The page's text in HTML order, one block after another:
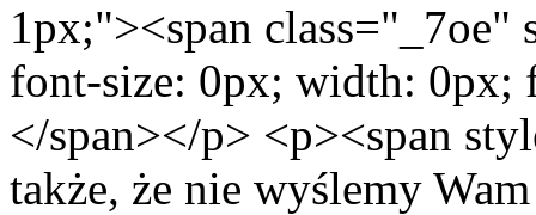
1px;"><span
font-size: 0px; width:
</span></p> <p><span
także, że nie wyślemy